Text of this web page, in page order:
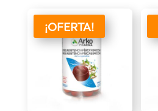
era:
19,90€.
es:
16,50€.
¡OFERTA!